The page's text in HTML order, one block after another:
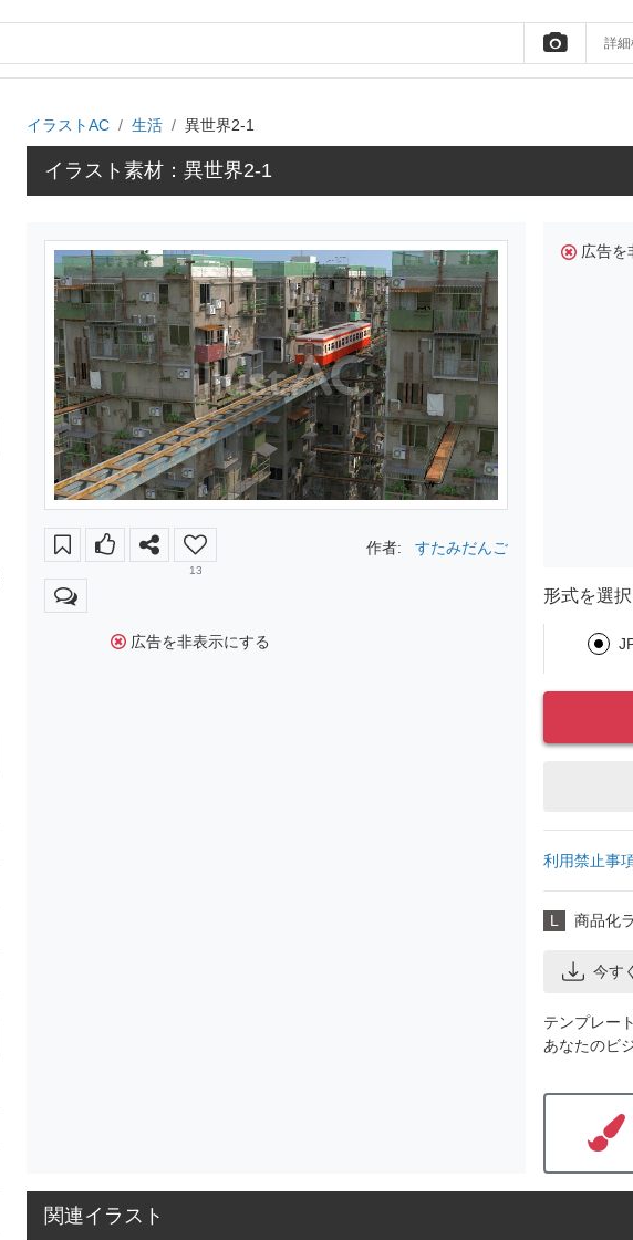
詳細
イラストAC 生活 異世界2-1
イラスト素材：異世界2-1
13
作者: すたみだんご
広告を非表示にする
広告を
形式を選
利用禁止事
L 商品化
今す
テンプレー
あなたのビ
関連イラスト